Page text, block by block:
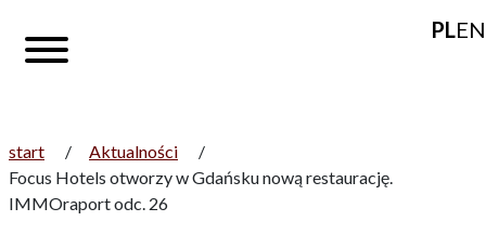
PLEN
start / Aktualności
/
Focus Hotels otworzy w Gdańsku nową restaurację.
IMMOraport odc. 26